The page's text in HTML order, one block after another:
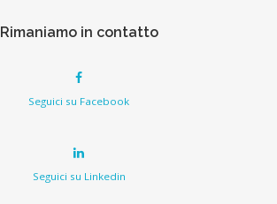
Rimaniamo in contatto
Seguici su Facebook
Seguici su Linkedin